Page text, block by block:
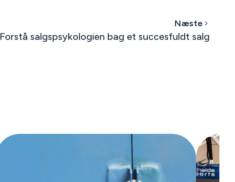
Næste
Forstå salgspsykologien bag et succesfuldt salg